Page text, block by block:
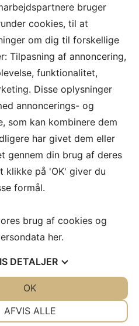
KOMMER OG
bruger
cookies, til at
om dig til forskellige
Tilpasning af annoncering,
funktionalitet,
Disse oplysninger
annoncerings- og
som kan kombinere dem
har givet dem eller
gennem din brug af deres
klikke på 'OK' giver du
formål.
brug af cookies og
her.
DETALJER
AFVIS ALLE
OK